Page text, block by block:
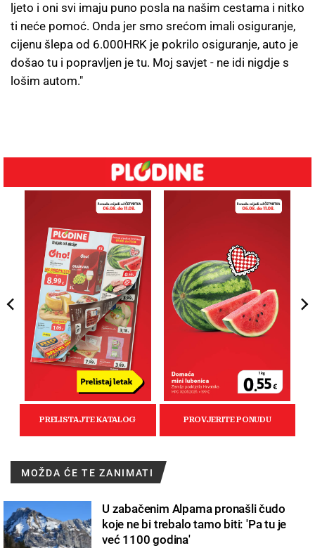
ljeto i oni svi imaju puno posla na našim cestama i nitko
ti neće pomoć. Onda jer smo srećom imali osiguranje,
cijenu šlepa od 6.000HRK je pokrilo osiguranje, auto je
došao tu i popravljen je tu. Moj savjet - ne idi nigdje s
lošim autom."
MOŽDA ĆE TE ZANIMATI
U zabačenim Alpama pronašli čudo
koje ne bi trebalo tamo biti: 'Pa tu je
već 1100 godina'